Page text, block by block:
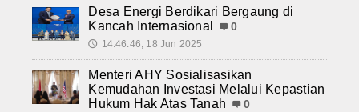
Desa Energi Berdikari Bergaung di
Kancah Internasional
0
🕔 14:46:46, 18 Jun 2025
Menteri AHY Sosialisasikan
Kemudahan Investasi Melalui Kepastian
Hukum Hak Atas Tanah
0